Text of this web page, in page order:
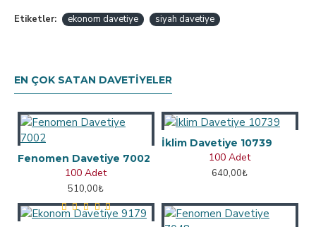
Etiketler: ekonom davetiye siyah davetiye
EN ÇOK SATAN DAVETIYELER
Fenomen Davetiye 7002
100 Adet
510,00₺
İklim Davetiye 10739
100 Adet
640,00₺